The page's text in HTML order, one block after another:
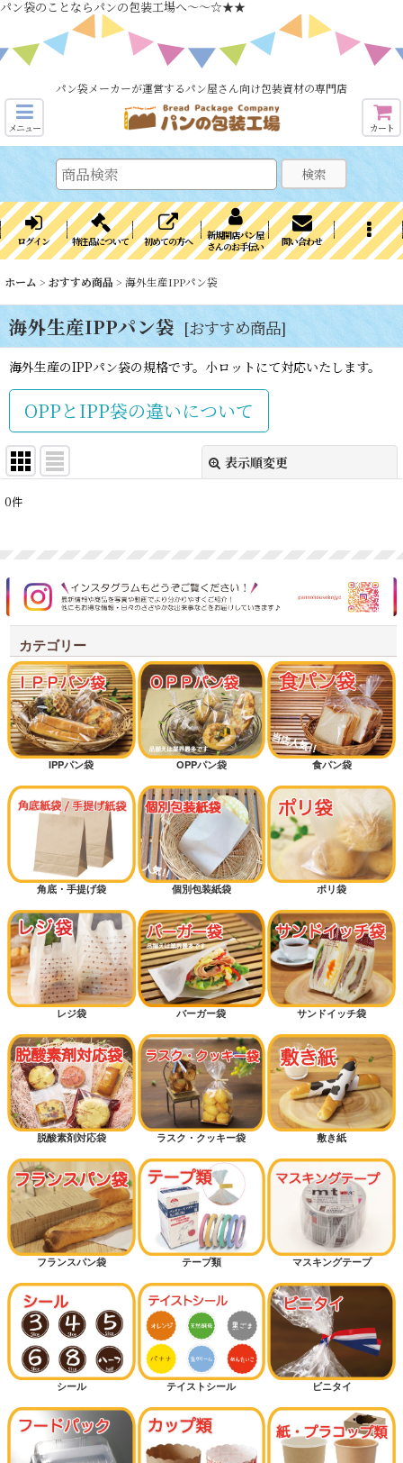
パン袋のことならパンの包装工場へ～～☆★★
パン袋メーカーが運営するパン屋さん向け包装資材の専門店
メニュー カート
検索
ログイン 特注品について 初めての方へ
新規開店パン屋
さんのお手伝い
問い合わせ
ホーム > おすすめ商品 > 海外生産IPPパン袋
海外生産IPPパン袋 [おすすめ商品]
海外生産のIPPパン袋の規格です。小ロットにて対応いたします。
OPPとIPP袋の違いについて
表示順変更
表示数
絞り込む
0件
カテゴリー
IPPパン袋 OPPパン袋 食パン袋
角底・手提げ袋 個別包装紙袋 ポリ袋
レジ袋 バーガー袋 サンドイッチ袋
脱酸素剤対応袋 ラスク・クッキー袋 敷き紙
フランスパン袋 テープ類 マスキングテープ
シール テイストシール ビニタイ